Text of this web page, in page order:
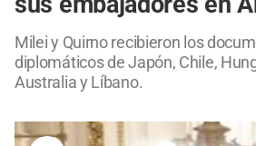
Milei y Quirno recibieron los
diplomáticos de Japón, Chile,
Australia y Líbano.